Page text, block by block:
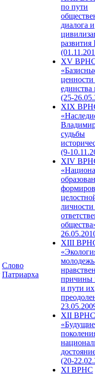
Слово
Патриарха
по пути
диалога и
развития
XV
единства
(25-
XIX
судьбы
(9-
XIV
XIII
причины
и пути их
XII ВРНС
«Будущие
(20-
XI ВРНС